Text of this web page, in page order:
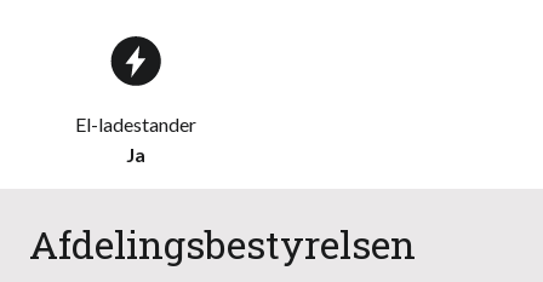
El-ladestander
Ja
Afdelingsbestyrelsen